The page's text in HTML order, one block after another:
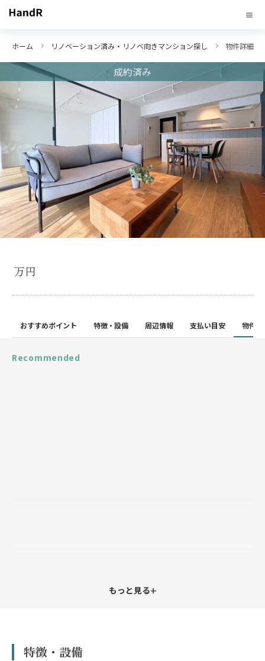
ホーム リノベーション済み・リノベ向きマンション探し 物件詳細
万円
おすすめポイント 特徴・設備 周辺情報 支払い目安 物件詳
Recommended
もっと見る+
特徴・設備